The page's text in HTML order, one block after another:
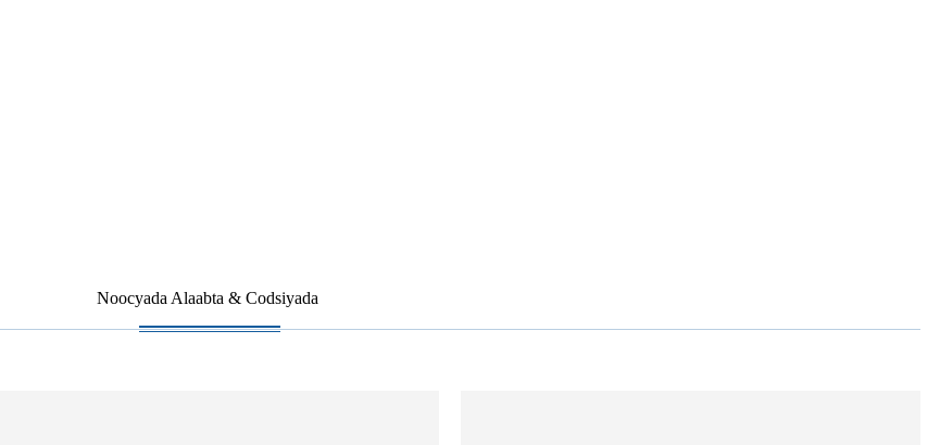
Noocyada Alaabta & Codsiyada